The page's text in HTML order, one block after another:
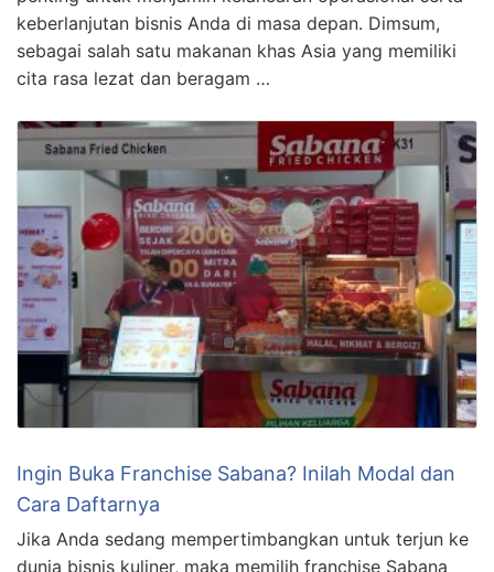
keberlanjutan bisnis Anda di masa depan. Dimsum,
sebagai salah satu makanan khas Asia yang memiliki
cita rasa lezat dan beragam …
Ingin Buka Franchise Sabana? Inilah Modal dan
Cara Daftarnya
Jika Anda sedang mempertimbangkan untuk terjun ke
dunia bisnis kuliner, maka memilih franchise Sabana